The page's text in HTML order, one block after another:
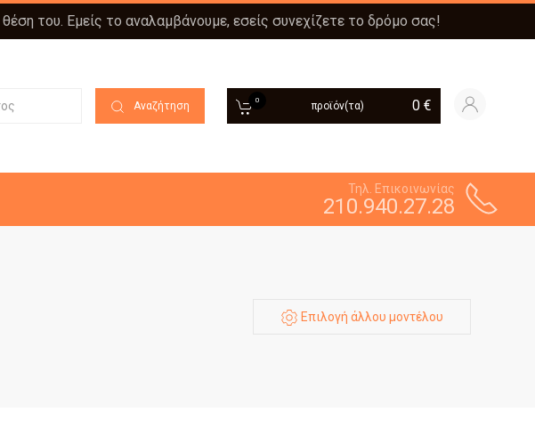
του. Εμείς το αναλαμβάνουμε, εσείς συνεχίζετε το δρόμο σας!
Αναζήτηση 0 προϊόν(τα) 0 €
Τηλ. Επικοινωνίας
210.940.27.28
Επιλογή άλλου μοντέλου